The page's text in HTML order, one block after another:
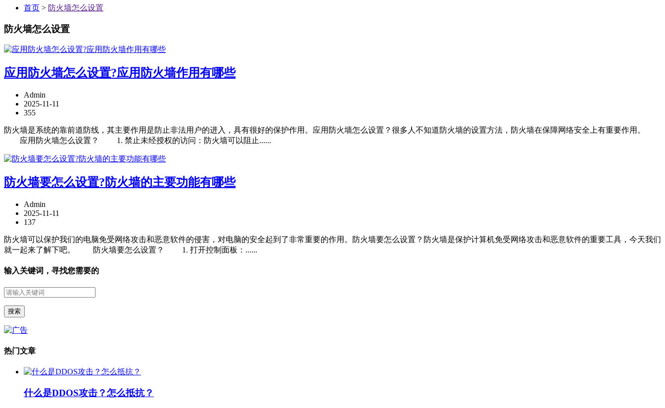
首页 > 防火墙怎么设置
防火墙怎么设置
应用防火墙怎么设置?应用防火墙作用有哪些
Admin
2025-11-11
355
防火墙是系统的靠前道防线，其主要作用是防止非法用户的进入，具有很好的保护作用。应用防火墙怎么设置？很多人不知道防火墙的设置方法，防火墙在保障网络安全上有重要作用。
应用防火墙怎么设置？ 1. 禁止未经授权的访问：防火墙可以阻止......
防火墙要怎么设置?防火墙的主要功能有哪些
Admin
2025-11-11
137
防火墙可以保护我们的电脑免受网络攻击和恶意软件的侵害，对电脑的安全起到了非常重要的作用。防火墙要怎么设置？防火墙是保护计算机免受网络攻击和恶意软件的重要工具，今天我们
就一起来了解下吧。 防火墙要怎么设置？ 1. 打开控制面板：......
输入关键词，寻找您需要的
热门文章
什么是DDOS攻击？怎么抵抗？